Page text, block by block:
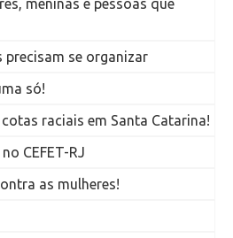
meninas e pessoas que
precisam se organizar
só!
raciais em Santa Catarina!
CEFET-RJ
as mulheres!